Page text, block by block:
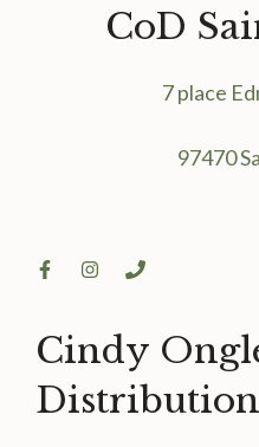
CoD
7 place
97470
Cindy
Distribution